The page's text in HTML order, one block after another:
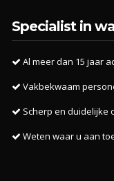
Specialist in
Al meer dan 15 jaar
Vakbekwaam
Scherp en duidelijke
Weten waar u aan